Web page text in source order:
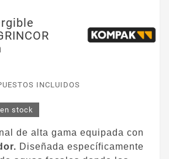
INCLUIDOS
stock
de alta gama equipada con
Diseñada específicamente